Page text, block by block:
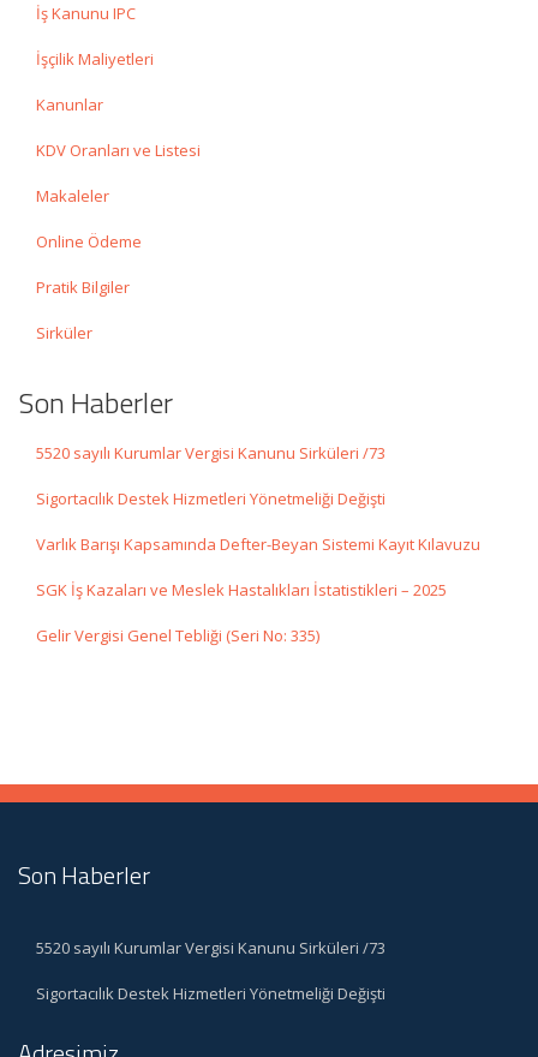
İş Kanunu IPC
İşçilik Maliyetleri
Kanunlar
KDV Oranları ve Listesi
Makaleler
Online Ödeme
Pratik Bilgiler
Sirküler
Son Haberler
5520 sayılı Kurumlar Vergisi Kanunu Sirküleri /73
Sigortacılık Destek Hizmetleri Yönetmeliği Değişti
Varlık Barışı Kapsamında Defter-Beyan Sistemi Kayıt Kılavuzu
SGK İş Kazaları ve Meslek Hastalıkları İstatistikleri – 2025
Gelir Vergisi Genel Tebliği (Seri No: 335)
Son Haberler
5520 sayılı Kurumlar Vergisi Kanunu Sirküleri /73
Sigortacılık Destek Hizmetleri Yönetmeliği Değişti